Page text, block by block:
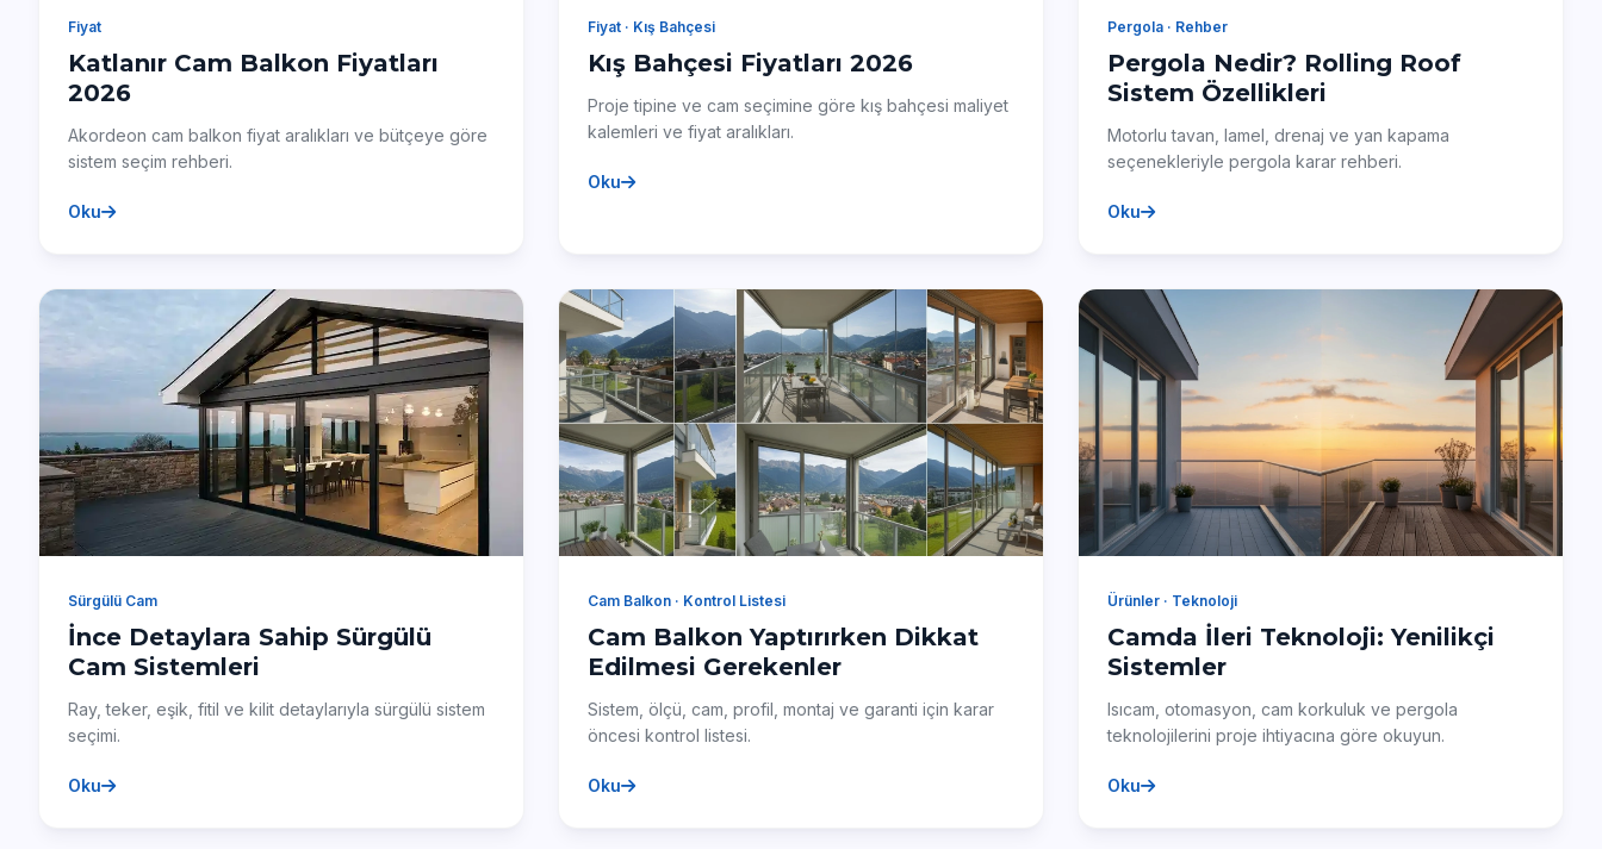
Fiyat
Katlanır Cam Balkon Fiyatları
2026
Akordeon cam balkon fiyat aralıkları ve bütçeye göre
sistem seçim rehberi.
Oku
Fiyat · Kış Bahçesi
Kış Bahçesi Fiyatları 2026
Proje tipine ve cam seçimine göre kış bahçesi maliyet
kalemleri ve fiyat aralıkları.
Oku
Pergola · Rehber
Pergola Nedir? Rolling Roof
Sistem Özellikleri
Motorlu tavan, lamel, drenaj ve yan kapama
seçenekleriyle pergola karar rehberi.
Oku
Sürgülü Cam
İnce Detaylara Sahip Sürgülü
Cam Sistemleri
Ray, teker, eşik, fitil ve kilit detaylarıyla sürgülü sistem
seçimi.
Oku
Cam Balkon · Kontrol Listesi
Cam Balkon Yaptırırken Dikkat
Edilmesi Gerekenler
Sistem, ölçü, cam, profil, montaj ve garanti için karar
öncesi kontrol listesi.
Oku
Ürünler · Teknoloji
Camda İleri Teknoloji: Yenilikçi
Sistemler
Isıcam, otomasyon, cam korkuluk ve pergola
teknolojilerini proje ihtiyacına göre okuyun.
Oku